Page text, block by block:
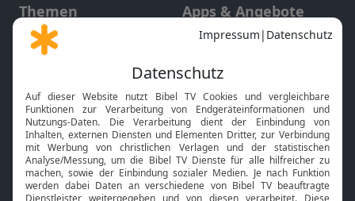
Themen
Gott und Bibel erklärt
Neuigkeiten
Apps & Angebote
Mobile App
Smart TV
HbbTV
Bibelthek Online-Bibel
Nächster Gottesdienst